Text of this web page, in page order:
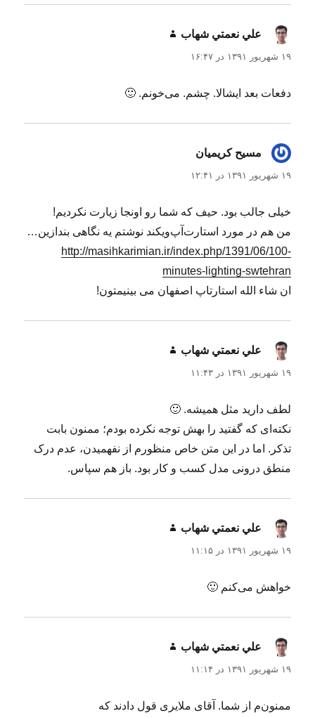
علي نعمتي شهاب
۱۹ شهریور ۱۳۹۱ در ۱۶:۴۷
دفعات بعد ایشالا. چشم. می‌خونم. 🙂
مسیح کریمیان
۱۹ شهریور ۱۳۹۱ در ۱۲:۴۱
خیلی جالب بود. حیف که شما رو اونجا زیارت نکردیم!
من هم در مورد استارت‌آپ‌ویکند نوشتم یه نگاهی بندازین…
http://masihkarimian.ir/index.php/1391/06/100-
minutes-lighting-swtehran
ان شاء الله استارتاپ اصفهان می بینیمتون!
علي نعمتي شهاب
۱۹ شهریور ۱۳۹۱ در ۱۱:۴۳
لطف دارید مثل همیشه. 🙂
نکته‌ای که گفتید را بهش توجه نکرده بودم؛ ممنون بابت
تذکر. اما در این متن خاص منظورم از نفهمیدن، عدم درک
منطق درونی مدل کسب و کار بود. باز هم سپاس.
علي نعمتي شهاب
۱۹ شهریور ۱۳۹۱ در ۱۱:۱۵
خواهش می‌کنم 🙂
علي نعمتي شهاب
۱۹ شهریور ۱۳۹۱ در ۱۱:۱۴
ممنون‌م از شما. آقای ملایری قول دادند که